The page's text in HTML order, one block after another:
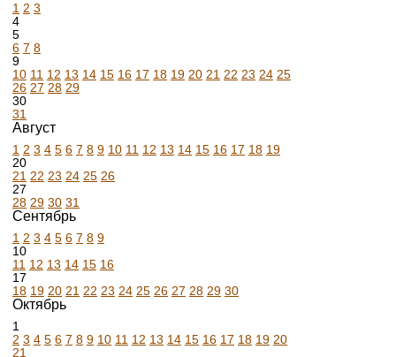
1 2 3
4
5
6 7 8
9
10 11 12 13 14 15 16 17 18 19 20 21 22 23 24 25
26 27 28 29
30
31
Август
1 2 3 4 5 6 7 8 9 10 11 12 13 14 15 16 17 18 19
20
21 22 23 24 25 26
27
28 29 30 31
Сентябрь
1 2 3 4 5 6 7 8 9
10
11 12 13 14 15 16
17
18 19 20 21 22 23 24 25 26 27 28 29 30
Октябрь
1
2 3 4 5 6 7 8 9 10 11 12 13 14 15 16 17 18 19 20
21